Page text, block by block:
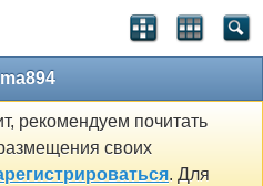
рекомендуем почитать
своих
. Для